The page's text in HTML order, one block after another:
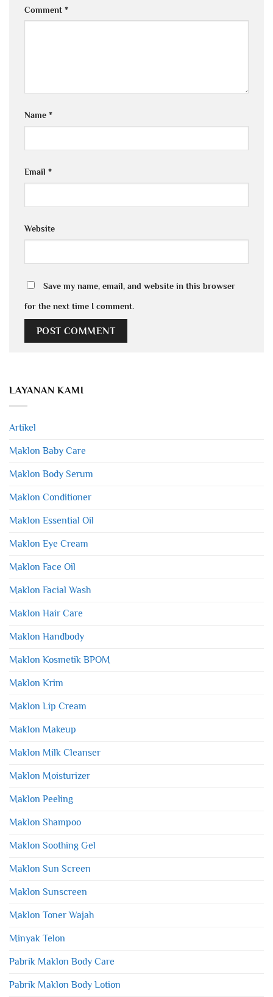
Comment *
Name *
Email *
Website
Save my name, email, and website in this browser
for the next time I comment.
LAYANAN KAMI
Artikel
Maklon Baby Care
Maklon Body Serum
Maklon Conditioner
Maklon Essential Oil
Maklon Eye Cream
Maklon Face Oil
Maklon Facial Wash
Maklon Hair Care
Maklon Handbody
Maklon Kosmetik BPOM
Maklon Krim
Maklon Lip Cream
Maklon Makeup
Maklon Milk Cleanser
Maklon Moisturizer
Maklon Peeling
Maklon Shampoo
Maklon Soothing Gel
Maklon Sun Screen
Maklon Sunscreen
Maklon Toner Wajah
Minyak Telon
Pabrik Maklon Body Care
Pabrik Maklon Body Lotion